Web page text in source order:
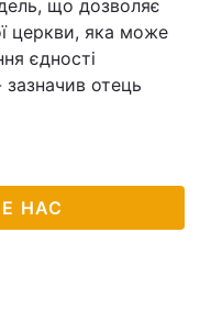
що дозволяє
церкви, яка може
єдності
отець
НАС